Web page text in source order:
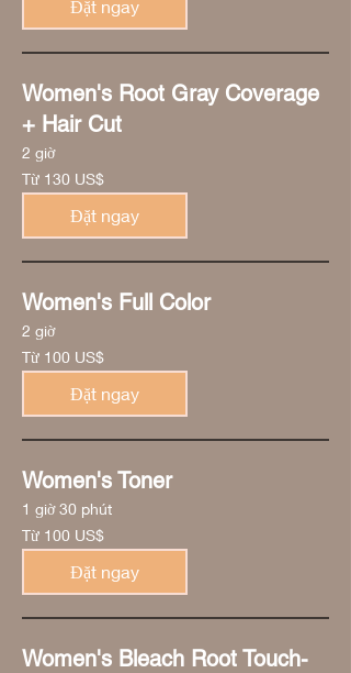
Đặt ngay
Women's Root Gray Coverage
+ Hair Cut
2 giờ
Từ
130
đô
Từ 130 US$
Đặt ngay
Women's Full Color
2 giờ
Từ
100
đô
Từ 100 US$
Đặt ngay
Women's Toner
1 giờ 30 phút
Từ
100
đô
Từ 100 US$
Đặt ngay
Women's Bleach Root Touch-